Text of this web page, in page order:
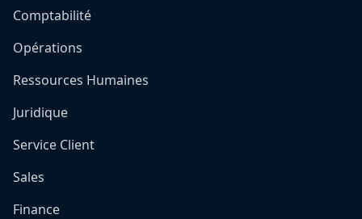
Comptabilité
Opérations
Ressources Humaines
Juridique
Service Client
Sales
Finance